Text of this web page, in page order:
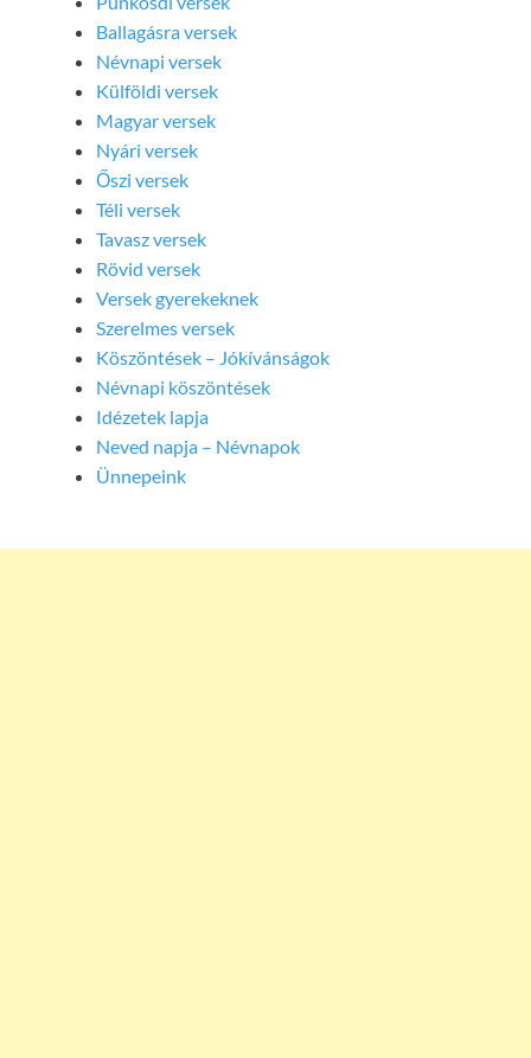
Ballagásra versek
Névnapi versek
Külföldi versek
Magyar versek
Nyári versek
Őszi versek
Téli versek
Tavasz versek
Rövid versek
Versek gyerekeknek
Szerelmes versek
Köszöntések – Jókívánságok
Névnapi köszöntések
Idézetek lapja
Neved napja – Névnapok
Ünnepeink